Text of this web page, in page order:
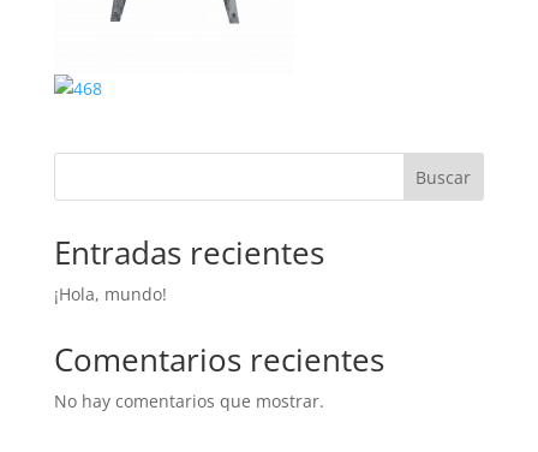
Buscar
Entradas recientes
¡Hola, mundo!
Comentarios recientes
No hay comentarios que mostrar.